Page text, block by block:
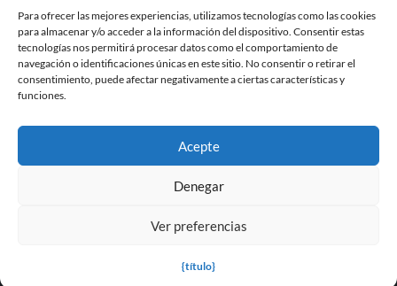
Para ofrecer las mejores experiencias, utilizamos tecnologías como las cookies
para almacenar y/o acceder a la información del dispositivo. Consentir estas
tecnologías nos permitirá procesar datos como el comportamiento de
navegación o identificaciones únicas en este sitio. No consentir o retirar el
consentimiento, puede afectar negativamente a ciertas características y
funciones.
Acepte
Denegar
Ver preferencias
{título}
Popular Free Games
LATEST UPDATES
© 1998 - 2026 MegaGames.com All rights reserved
Settings